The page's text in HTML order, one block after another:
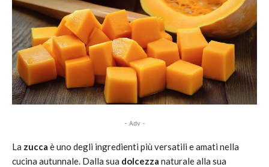
- Adv -
La zucca è uno degli ingredienti più versatili e amati nella
cucina autunnale. Dalla sua dolcezza naturale alla sua